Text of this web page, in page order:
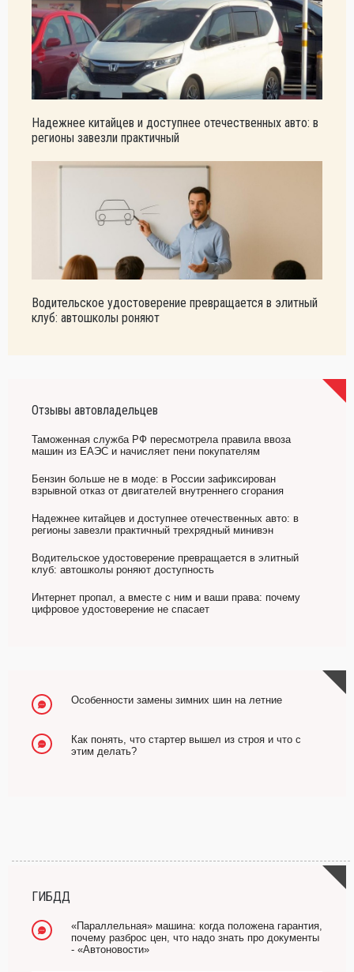
Надежнее китайцев и доступнее отечественных авто: в
регионы завезли практичный
Водительское удостоверение превращается в элитный
клуб: автошколы роняют
Отзывы автовладельцев
Таможенная служба РФ пересмотрела правила ввоза
машин из ЕАЭС и начисляет пени покупателям
Бензин больше не в моде: в России зафиксирован
взрывной отказ от двигателей внутреннего сгорания
Надежнее китайцев и доступнее отечественных авто: в
регионы завезли практичный трехрядный минивэн
Водительское удостоверение превращается в элитный
клуб: автошколы роняют доступность
Интернет пропал, а вместе с ним и ваши права: почему
цифровое удостоверение не спасает
Особенности замены зимних шин на летние
Как понять, что стартер вышел из строя и что с
этим делать?
ГИБДД
«Параллельная» машина: когда положена гарантия,
почему разброс цен, что надо знать про документы
- «Автоновости»